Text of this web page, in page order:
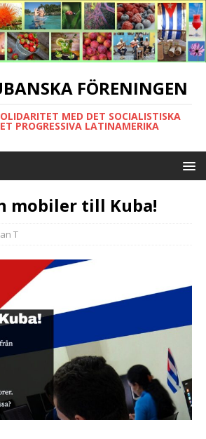
FÖRENINGEN
MED DET SOCIALISTISKA
PROGRESSIVA LATINAMERIKA
mobiler till Kuba!
T